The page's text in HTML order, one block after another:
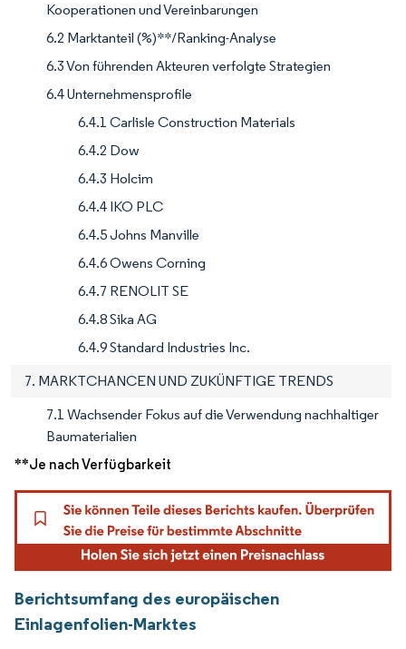
Kooperationen und Vereinbarungen
6.2 Marktanteil (%)**/Ranking-Analyse
6.3 Von führenden Akteuren verfolgte Strategien
6.4 Unternehmensprofile
6.4.1 Carlisle Construction Materials
6.4.2 Dow
6.4.3 Holcim
6.4.4 IKO PLC
6.4.5 Johns Manville
6.4.6 Owens Corning
6.4.7 RENOLIT SE
6.4.8 Sika AG
6.4.9 Standard Industries Inc.
7. MARKTCHANCEN UND ZUKÜNFTIGE TRENDS
7.1 Wachsender Fokus auf die Verwendung nachhaltiger
Baumaterialien
**Je nach Verfügbarkeit
Berichtsumfang des europäischen
Einlagenfolien-Marktes